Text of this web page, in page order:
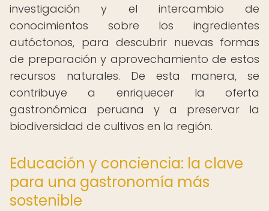
investigación y el intercambio de
conocimientos sobre los ingredientes
autóctonos, para descubrir nuevas formas
de preparación y aprovechamiento de estos
recursos naturales. De esta manera, se
contribuye a enriquecer la oferta
gastronómica peruana y a preservar la
biodiversidad de cultivos en la región.
Educación y conciencia: la clave
para una gastronomía más
sostenible